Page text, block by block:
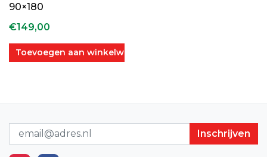
90×180
€149,00
Toevoegen aan winkelwagen
Nieuwsbrief